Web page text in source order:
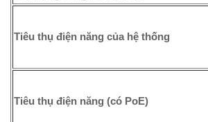
Tiêu thụ điện năng của hệ thống
Tiêu thụ điện năng (có PoE)